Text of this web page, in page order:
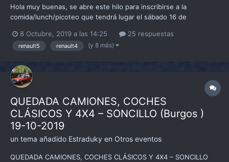
Hola muy buenas, se abre este hilo para inscribirse a la
comida/lunch/picoteo que tendrá lugar el sábado 16 de
feria Retro Clásica Bilbao 2019. Imprescindible aportar los
siguientes datos: - Nick - Numero de personas a...
8 Octubre, 2019 a las 14:25 25 respuestas
renault5 renault4 (y 8 más)
QUEDADA CAMIONES, COCHES
CLÁSICOS Y 4X4 – SONCILLO (Burgos )
19-10-2019
un tema añadido Estraduky en Otros eventos
QUEDADA CAMIONES, COCHES CLÁSICOS Y 4X4 – SONCILLO